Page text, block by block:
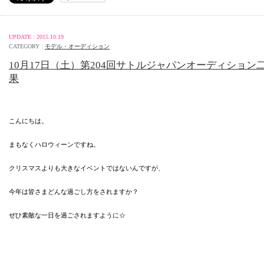
UPDATE : 2015.10.19
CATEGORY : モデル・オーディション
10月17日（土）第204回サトルジャパンオーディション
果
こんにちは。
まもなくハロウィーンですね。
クリスマスよりも大きなイベントではないんですが、
今年は皆さまどんな過ごし方をされますか？
ぜひ素敵な一日を過ごされますように☆